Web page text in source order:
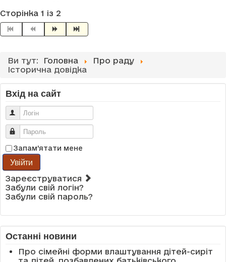
Сторінка 1 із 2
Ви тут: Головна
Про раду
Історична довідка
Вхід на сайт
Логін
Пароль
Запам'ятати мене
Увійти
Зареєструватися
Забули свій логін?
Забули свій пароль?
Останні новини
Про сімейні форми влаштування дітей-сиріт